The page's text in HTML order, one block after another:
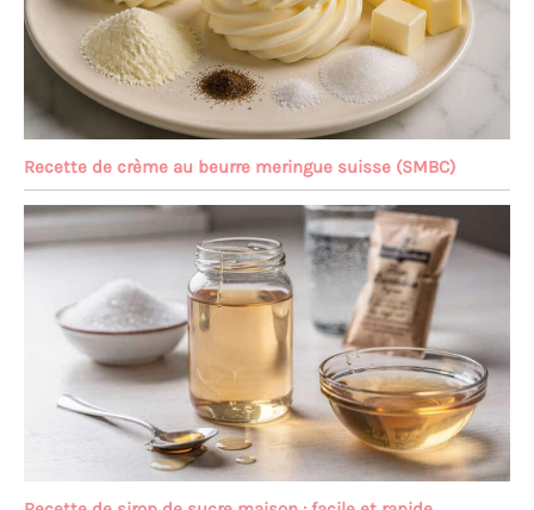
Recette de crème au beurre meringue suisse (SMBC)